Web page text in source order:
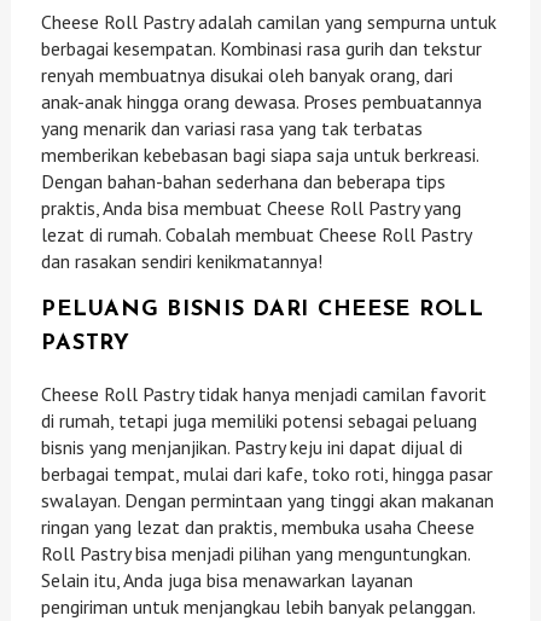
Cheese Roll Pastry adalah camilan yang sempurna untuk
berbagai kesempatan. Kombinasi rasa gurih dan tekstur
renyah membuatnya disukai oleh banyak orang, dari
anak-anak hingga orang dewasa. Proses pembuatannya
yang menarik dan variasi rasa yang tak terbatas
memberikan kebebasan bagi siapa saja untuk berkreasi.
Dengan bahan-bahan sederhana dan beberapa tips
praktis, Anda bisa membuat Cheese Roll Pastry yang
lezat di rumah. Cobalah membuat Cheese Roll Pastry
dan rasakan sendiri kenikmatannya!
PELUANG BISNIS DARI CHEESE ROLL
PASTRY
Cheese Roll Pastry tidak hanya menjadi camilan favorit
di rumah, tetapi juga memiliki potensi sebagai peluang
bisnis yang menjanjikan. Pastry keju ini dapat dijual di
berbagai tempat, mulai dari kafe, toko roti, hingga pasar
swalayan. Dengan permintaan yang tinggi akan makanan
ringan yang lezat dan praktis, membuka usaha Cheese
Roll Pastry bisa menjadi pilihan yang menguntungkan.
Selain itu, Anda juga bisa menawarkan layanan
pengiriman untuk menjangkau lebih banyak pelanggan.